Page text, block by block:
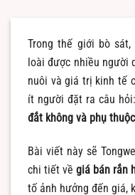
Trong thế giới bò sát,
loài được nhiều người
nuôi và giá trị kinh tế
ít người đặt ra câu hỏi:
đắt không và phụ
Bài viết này sẽ
chi tiết về giá bán rắn
tố ảnh hưởng đến giá,